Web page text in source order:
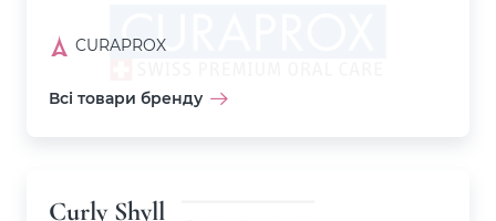
CURAPROX
Всі товари бренду
Curly Shyll